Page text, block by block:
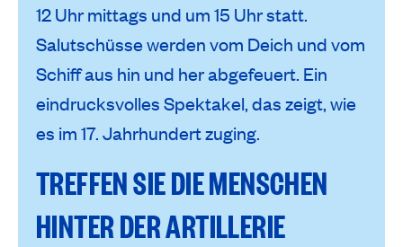
12 Uhr mittags und um 15 Uhr statt.
Salutschüsse werden vom Deich und vom
Schiff aus hin und her abgefeuert. Ein
eindrucksvolles Spektakel, das zeigt, wie
es im 17. Jahrhundert zuging.
TREFFEN SIE DIE MENSCHEN
HINTER DER ARTILLERIE